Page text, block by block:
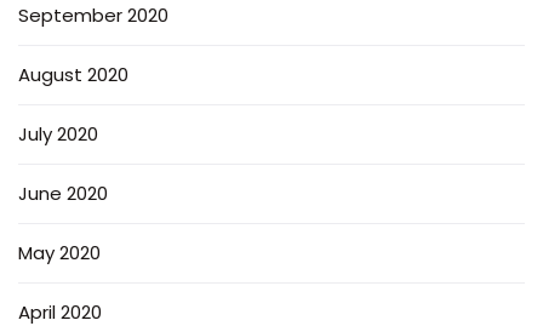
September 2020
August 2020
July 2020
June 2020
May 2020
April 2020